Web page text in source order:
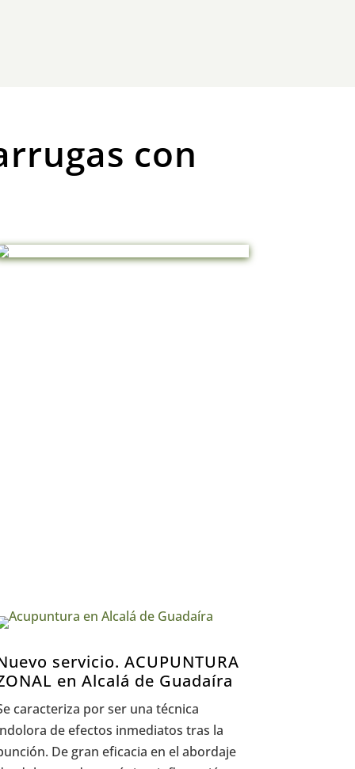
con
servicio. ACUPUNTURA
en Alcalá de Guadaíra
caracteriza por ser una técnica
de efectos inmediatos tras la
De gran eficacia en el abordaje